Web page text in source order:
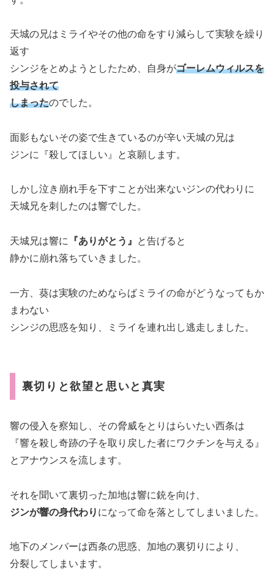
天城の兄はミライやその他の命をすり減らして実験を繰り
返す
シンジをとめようとしたため、自身がゴーレムウィルスを
投与されて
しまったのでした。
面影もないその姿で生きているのが辛い天城の兄は
ジンに『殺してほしい』と哀願します。
しかし泣き崩れ手を下すことが出来ないジンの代わりに
天城兄を刺したのは響でした。
天城兄は響に 『ありがとう』
と告げると
静かに崩れ落ちていきました。
一方、葵は実験のためならばミライの命がどうなってもか
まわない
シンジの思惑を知り、ミライを連れ出し逃走しました。
裏切りと欲望と思いと真実
響の侵入を察知し、その脅威をとりはらいたい西条は
『響を殺し奇跡の子を取り戻した者にワクチンを与える』
とアナウンスを流します。
それを聞いて裏切った加地は響に銃を向け、
ジンが響の身代わり になって命を落としてしまいました。
地下のメンバーは西条の思惑、加地の裏切りにより、
分裂してしまいます。